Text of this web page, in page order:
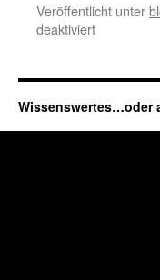
Veröffentlicht unter
deaktiviertfür
–
Das
Wissenswertes…oder